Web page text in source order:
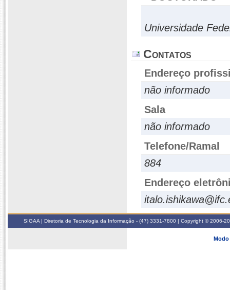
Universidade
Contatos
Endereço
não informado
Sala
não informado
Telefone/Ramal
884
Endereço
SIGAA | Diretoria de Tecnologia da Informação - (47) 3331-7800 | Copyright © 2006-
Modo